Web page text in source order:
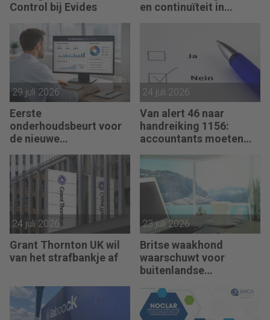
Control bij Evides
en continuïteit in
29 juli 2026
Eerste
onderhoudsbeurt voor
de nieuwe
voor accountants
24 juli 2026
Van alert 46 naar
handreiking 1156:
accountants moeten
24 juli 2026
Grant Thornton UK wil
van het strafbankje af
23 juli 2026
Britse waakhond
waarschuwt voor
buitenlandse
kantoren